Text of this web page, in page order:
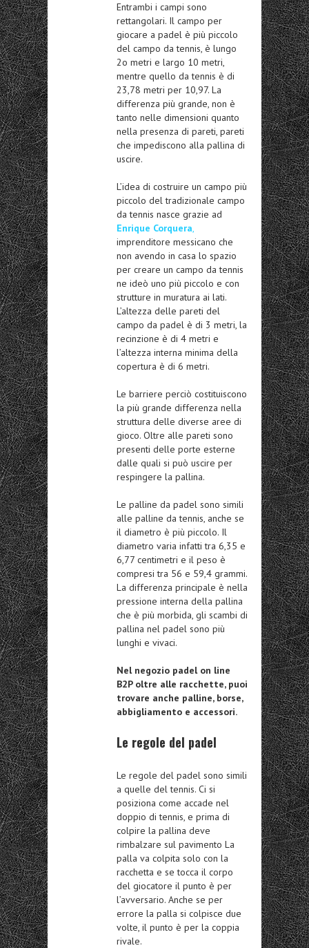
Entrambi i campi sono
rettangolari. Il campo per
giocare a padel è più piccolo
del campo da tennis, è lungo
2o metri e largo 10 metri,
mentre quello da tennis è di
23,78 metri per 10,97. La
differenza più grande, non è
tanto nelle dimensioni quanto
nella presenza di pareti, pareti
che impediscono alla pallina di
uscire.
L’idea di costruire un campo più
piccolo del tradizionale campo
da tennis nasce grazie ad
Enrique Corquera,
imprenditore messicano che
non avendo in casa lo spazio
per creare un campo da tennis
ne ideò uno più piccolo e con
strutture in muratura ai lati.
L’altezza delle pareti del
campo da padel è di 3 metri, la
recinzione è di 4 metri e
l’altezza interna minima della
copertura è di 6 metri.
Le barriere perciò costituiscono
la più grande differenza nella
struttura delle diverse aree di
gioco. Oltre alle pareti sono
presenti delle porte esterne
dalle quali si può uscire per
respingere la pallina.
Le palline da padel sono simili
alle palline da tennis, anche se
il diametro è più piccolo. Il
diametro varia infatti tra 6,35 e
6,77 centimetri e il peso è
compresi tra 56 e 59,4 grammi.
La differenza principale è nella
pressione interna della pallina
che è più morbida, gli scambi di
pallina nel padel sono più
lunghi e vivaci.
Nel negozio padel on line
B2P oltre alle racchette, puoi
trovare anche palline, borse,
abbigliamento e accessori.
Le regole del padel
Le regole del padel sono simili
a quelle del tennis. Ci si
posiziona come accade nel
doppio di tennis, e prima di
colpire la pallina deve
rimbalzare sul pavimento La
palla va colpita solo con la
racchetta e se tocca il corpo
del giocatore il punto è per
l’avversario. Anche se per
errore la palla si colpisce due
volte, il punto è per la coppia
rivale.